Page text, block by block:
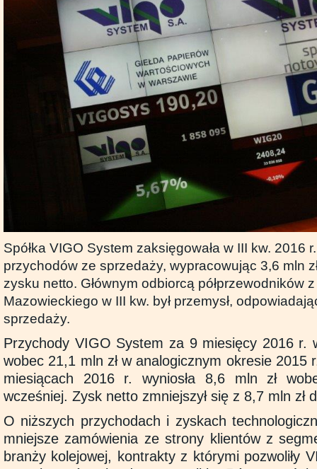
Spółka VIGO System zaksięgowała w III kw. 2016
przychodów ze sprzedaży, wypracowując 3,6 mln
zysku netto. Głównym odbiorcą półprzewodników
Mazowieckiego w III kw. był przemysł,
sprzedaży.
Przychody VIGO System za 9 miesięcy 2016 r.
wobec 21,1 mln zł w analogicznym okresie 2015
miesiącach 2016 r. wyniosła 8,6 mln zł
wcześniej. Zysk netto zmniejszył się z 8,7 mln zł
O niższych przychodach i zyskach
mniejsze zamówienia ze strony klientów z
branży kolejowej, kontrakty z którymi pozwoliły